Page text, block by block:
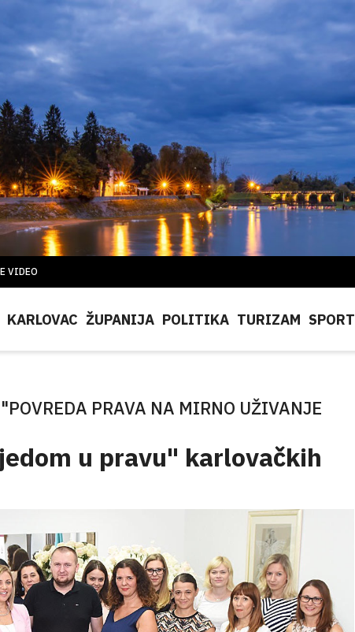
VIDEO
KARLOVAC ŽUPANIJA POLITIKA TURIZAM SPORT
PRAVA NA MIRNO UŽIVANJE
u pravu" karlovačkih